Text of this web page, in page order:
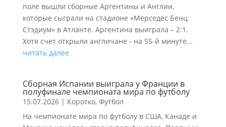
поле вышли сборные Аргентины и Англии,
которые сыграли на стадионе «Мерседес Бенц
Стэдиум» в Атланте. Аргентина выиграла – 2:1.
Хотя счет открыли англичане - на 55-й минуте...
читать далее
Сборная Испании выиграла у Франции в
полуфинале чемпионата мира по футболу
15.07.2026| Коротко, Футбол
На чемпионате мира по футболу в США, Канаде и